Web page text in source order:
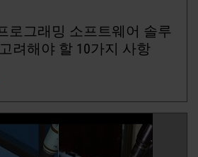
로그래밍 소프트웨어 솔루
려해야 할 10가지 사항